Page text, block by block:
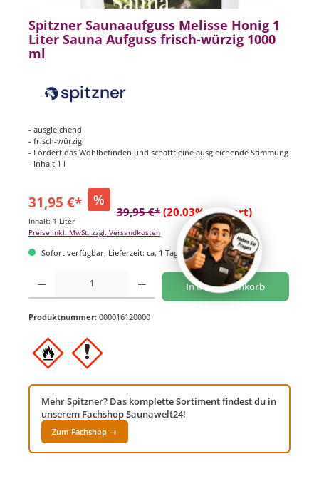
Spitzner Saunaaufguss Melisse Honig 1
Liter Sauna Aufguss frisch-würzig 1000
ml
- ausgleichend
- frisch-würzig
- Fördert das Wohlbefinden und schafft eine ausgleichende Stimmung
- Inhalt 1 l
31,95 €* %
39,95 €* (20.03% gespart)
Inhalt: 1 Liter
Preise inkl. MwSt. zzgl. Versandkosten
Sofort verfügbar, Lieferzeit: ca. 1 Tag
Produkt Anzahl: Gib den gewünschten Wert ein oder benutze die Schaltflächen um
In den Warenkorb
Produktnummer: 000016120000
Mehr Spitzner? Das komplette Sortiment findest du in
unserem Fachshop Saunawelt24!
Zum Fachshop →